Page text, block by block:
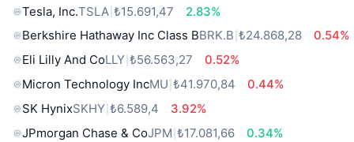
Tesla, Inc.TSLA ₺15.691,47
2.83%
Berkshire Hathaway Inc Class BBRK.B ₺24.868,28
0.54%
Eli Lilly And CoLLY ₺56.563,27
0.52%
Micron Technology IncMU ₺41.970,84
0.44%
SK HynixSKHY ₺6.589,4
3.92%
JPmorgan Chase & CoJPM ₺17.081,66
0.34%